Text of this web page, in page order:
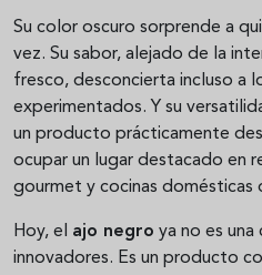
Su color oscuro sorprende a
vez. Su sabor, alejado de la
fresco, desconcierta incluso a
experimentados. Y su
un producto prácticamente
ocupar un lugar destacado en
gourmet y cocinas
Hoy, el ajo negro ya no es una
innovadores. Es un producto